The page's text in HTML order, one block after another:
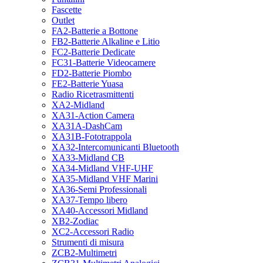
Fascette
Outlet
FA2-Batterie a Bottone
FB2-Batterie Alkaline e Litio
FC2-Batterie Dedicate
FC31-Batterie Videocamere
FD2-Batterie Piombo
FE2-Batterie Yuasa
Radio Ricetrasmittenti
XA2-Midland
XA31-Action Camera
XA31A-DashCam
XA31B-Fototrappola
XA32-Intercomunicanti Bluetooth
XA33-Midland CB
XA34-Midland VHF-UHF
XA35-Midland VHF Marini
XA36-Semi Professionali
XA37-Tempo libero
XA40-Accessori Midland
XB2-Zodiac
XC2-Accessori Radio
Strumenti di misura
ZCB2-Multimetri